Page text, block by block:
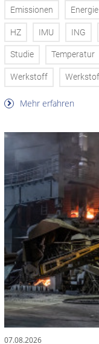
Emissionen Energie
HZ IMU ING
Studie Temperatur
Werkstoff
Mehr erfahren
07.08.2026